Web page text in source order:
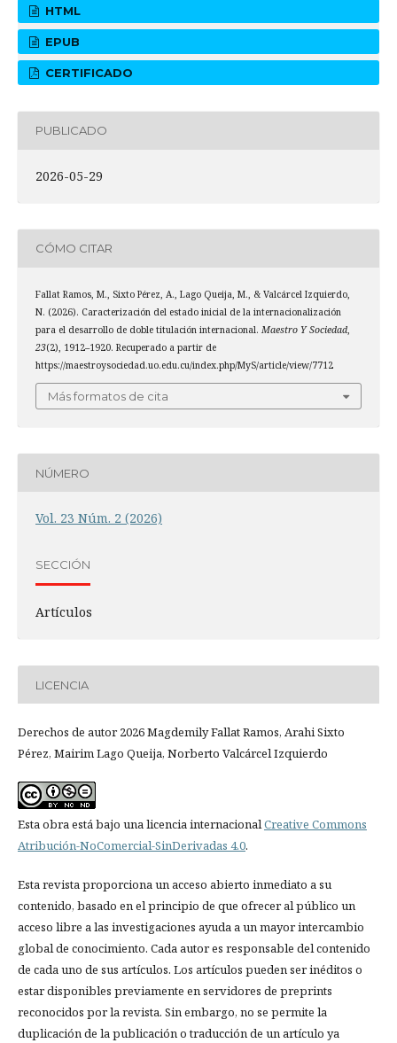
HTML
EPUB
CERTIFICADO
PUBLICADO
2026-05-29
CÓMO CITAR
Fallat Ramos, M., Sixto Pérez, A., Lago Queija, M., & Valcárcel Izquierdo,
N. (2026). Caracterización del estado inicial de la internacionalización
para el desarrollo de doble titulación internacional. Maestro Y Sociedad,
23(2), 1912–1920. Recuperado a partir de
https://maestroysociedad.uo.edu.cu/index.php/MyS/article/view/7712
Más formatos de cita
NÚMERO
Vol. 23 Núm. 2 (2026)
SECCIÓN
Artículos
LICENCIA
Derechos de autor 2026 Magdemily Fallat Ramos, Arahi Sixto
Pérez, Mairim Lago Queija, Norberto Valcárcel Izquierdo
Esta obra está bajo una licencia internacionalCreative Commons
Atribución-NoComercial-SinDerivadas 4.0.
Esta revista proporciona un acceso abierto inmediato a su
contenido, basado en el principio de que ofrecer al público un
acceso libre a las investigaciones ayuda a un mayor intercambio
global de conocimiento. Cada autor es responsable del contenido
de cada uno de sus artículos. Los artículos pueden ser inéditos o
estar disponibles previamente en servidores de preprints
reconocidos por la revista. Sin embargo, no se permite la
duplicación de la publicación o traducción de un artículo ya